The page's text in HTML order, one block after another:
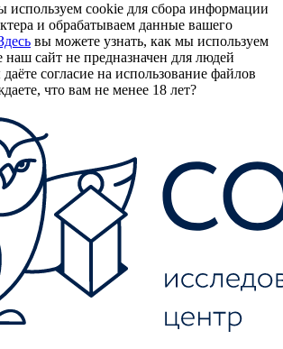
используем cookie для сбора информации
и обрабатываем данные вашего
вы можете узнать, как мы используем
сайт не предназначен для людей
согласие на использование файлов
что вам не менее 18 лет?